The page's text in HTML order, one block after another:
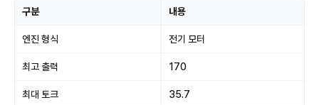
구분 내용
엔진 형식 전기 모터
최고 출력 170
최대 토크 35.7